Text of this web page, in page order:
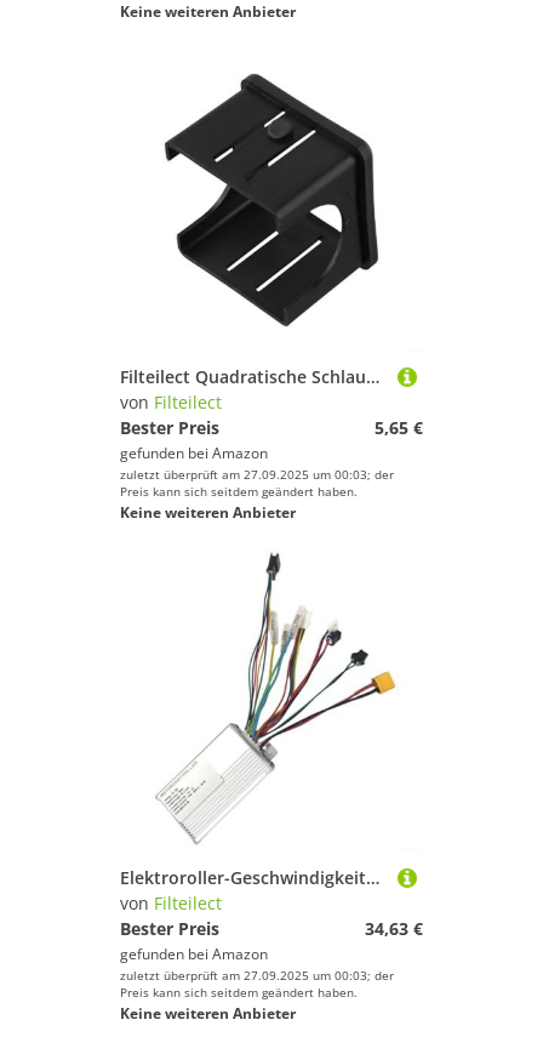
Keine weiteren Anbieter
Filteilect Quadratische Schlauchhülse für Fitnessbuchsen, 25 x 25 mm, Isolierung, PP/PE, Kunststoff, Gleitdurchmesser, variable Ausrüstung, schwarz, 60 x 60 mm, 4 Stück
von Filteilect
Bester Preis
5,65 €
gefunden bei Amazon
zuletzt überprüft am 27.09.2025 um 00:03; der
Preis kann sich seitdem geändert haben.
Keine weiteren Anbieter
Elektroroller-Geschwindigkeitsregler, ultraleichtes Wanderzelt für E9T für ES9, 36 V, 350 W, Elektro-Scooter-Motorsteuerungszubehör (B)
von Filteilect
Bester Preis
34,63 €
gefunden bei Amazon
zuletzt überprüft am 27.09.2025 um 00:03; der
Preis kann sich seitdem geändert haben.
Keine weiteren Anbieter